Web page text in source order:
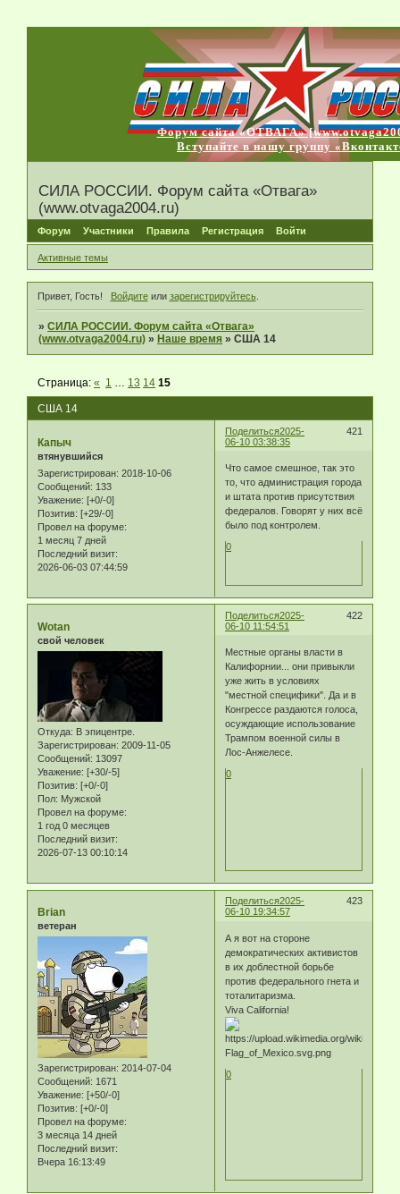
Форум сайта «ОТВАГА»
Вступайте в нашу группу
СИЛА РОССИИ. Форум сайта «Отвага»
(www.otvaga2004.ru)
Форум Участники Правила Регистрация Войти
Активные темы
Привет, Гость! Войдитеили зарегистрируйтесь.
»СИЛА РОССИИ. Форум сайта «Отвага»
(www.otvaga2004.ru) » Наше время »США 14
США 14
Страница:« 1 13 14 15
Поделиться 421
2025-
06-10 03:38:35
Капыч
втянувшийся
Зарегистрирован: 2018-10-06
Сообщений: 133
Уважение: [+0/-0]
Позитив: [+29/-0]
Провел на форуме:
1 месяц 7 дней
Последний визит:
2026-06-03 07:44:59
Что самое смешное, так это
то, что администрация города
и штата против присутствия
федералов. Говорят у них всё
было под контролем.
0
Поделиться 422
2025-
06-10 11:54:51
Wotan
свой человек
Откуда: В эпицентре.
Зарегистрирован: 2009-11-05
Сообщений: 13097
Уважение: [+30/-5]
Позитив: [+0/-0]
Пол: Мужской
Провел на форуме:
1 год 0 месяцев
Последний визит:
2026-07-13 00:10:14
Местные органы власти в
Калифорнии... они привыкли
уже жить в условиях
"местной специфики". Да и в
Конгрессе раздаются голоса,
осуждающие использование
Трампом военной силы в
Лос-Анжелесе.
0
Поделиться 423
2025-
06-10 19:34:57
Brian
ветеран
Зарегистрирован: 2014-07-04
Сообщений: 1671
Уважение: [+50/-0]
Позитив: [+0/-0]
Провел на форуме:
3 месяца 14 дней
Последний визит:
Вчера 16:13:49
А я вот на стороне
демократических активистов
в их доблестной борьбе
против федерального гнета и
тоталитаризма.
Viva California!
0